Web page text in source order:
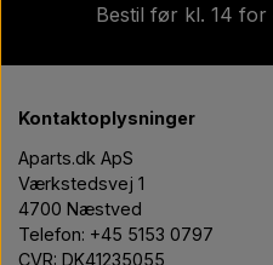
Bestil før kl. 14 for
Kontaktoplysninger
Aparts.dk ApS
Værkstedsvej 1
4700 Næstved
Telefon: +45 5153 0797
CVR: DK41235055